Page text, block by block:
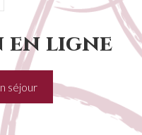
en ligne
séjour